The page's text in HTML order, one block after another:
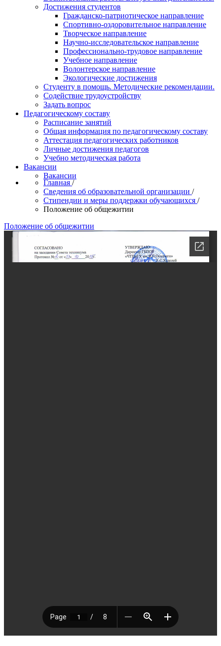
Достижения студентов
Гражданско-патриотическое направление
Спортивно-оздоровительное направление
Творческое направление
Научно-исследовательское направление
Профессионально-трудовое направление
Учебное направление
Волонтерское направление
Экологические достижения
Студенту в помощь. Методические рекомендации.
Содействие трудоустройству
Задать вопрос
Педагогическому составу
Расписание занятий
Общая информация по педагогическому составу
Аттестация педагогических работников
Личные достижения педагогов
Учебно методическая работа
Вакансии
Вакансии
Главная /
Сведения об образовательной организации /
Стипендии и меры поддержки обучающихся /
Положение об общежитии
Положение об общежитии